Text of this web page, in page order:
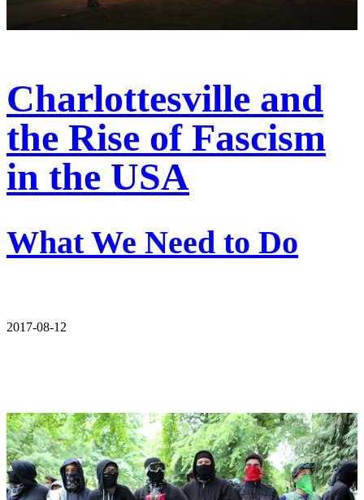
Charlottesville and
the Rise of Fascism
in the USA
What We Need to Do
2017-08-12